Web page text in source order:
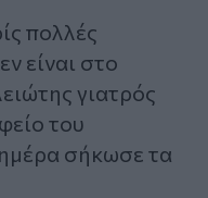
πολλές
είναι στο
γιατρός
του
σήκωσε τα